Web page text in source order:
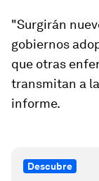
"Surgirán
gobiernos
que otras
transmitan a
informe.
Descubre